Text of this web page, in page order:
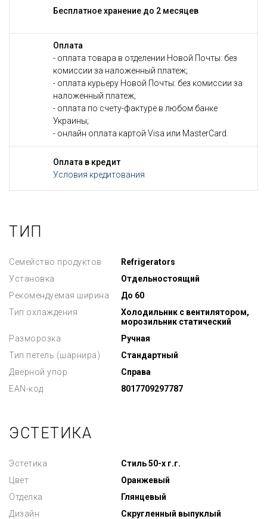
Бесплатное хранение до 2 месяцев
Оплата
- оплата товара в отделении Новой Почты: без
комиссии за наложенный платеж;
- оплата курьеру Новой Почты: без комиссии за
наложенный платеж;
- оплата по счету-фактуре в любом банке
Украины;
- онлайн оплата картой Visa или MasterCard.
Оплата в кредит
Условия кредитования
ТИП
Семейство продуктов
Refrigerators
Установка
Отдельностоящий
Рекомендуемая ширина
До 60
Тип охлаждения
Холодильник с вентилятором,
морозильник статический
Разморозка
Ручная
Тип петель (шарнира)
Стандартный
Дверной упор
Справа
EAN-код
8017709297787
ЭСТЕТИКА
Эстетика
Стиль 50-х г.г.
Цвет
Оранжевый
Отделка
Глянцевый
Дизайн
Скругленный выпуклый